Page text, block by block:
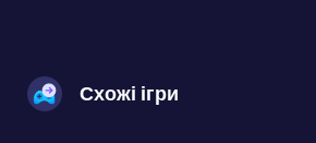
Схожі ігри